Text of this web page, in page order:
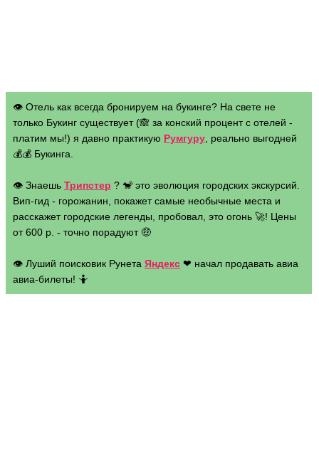
👁 Отель как всегда бронируем на букинге? На свете не
только Букинг существует (🙈 за конский процент с отелей -
платим мы!) я давно практикую Румгуру , реально выгодней
💰💰 Букинга.
👁 Знаешь Трипстер ? 🐒 это эволюция городских экскурсий.
Вип-гид - горожанин, покажет самые необычные места и
расскажет городские легенды, пробовал, это огонь 🚀! Цены
от 600 р. - точно порадуют 🤑
👁 Луший поисковик Рунета Яндекс ❤ начал продавать авиа
авиа-билеты! 🤷